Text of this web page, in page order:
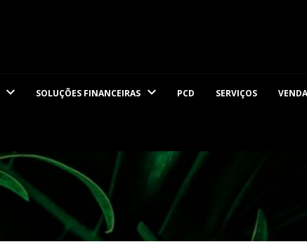
SOLUÇÕES FINANCEIRAS PCD SERVIÇOS